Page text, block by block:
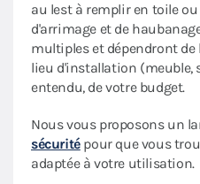
au lest à remplir en toile
d'arrimage et de
multiples et dépendront
lieu d'installation (meuble,
entendu, de votre budget.
Nous vous proposons un
sécuritépour que vous
adaptée à votre utilisation.